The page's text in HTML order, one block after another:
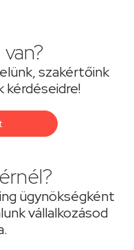
szakértőink
kérdéseidre!
ügynökségként
vállalkozásod